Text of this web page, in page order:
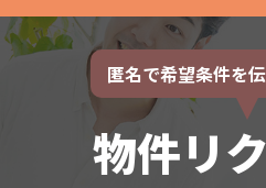
匿名で希望条件を
物件リ